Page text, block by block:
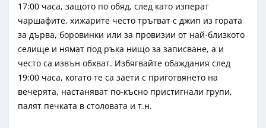
17:00 часа, защото по обяд, след като изперат
чаршафите, хижарите често тръгват с джип из гората
за дърва, боровинки или за провизии от най-близкото
селище и нямат под ръка нищо за записване, а и
често са извън обхват. Избягвайте обаждания след
19:00 часа, когато те са заети с приготвянето на
вечерята, настаняват по-късно пристигнали групи,
палят печката в столовата и т.н.